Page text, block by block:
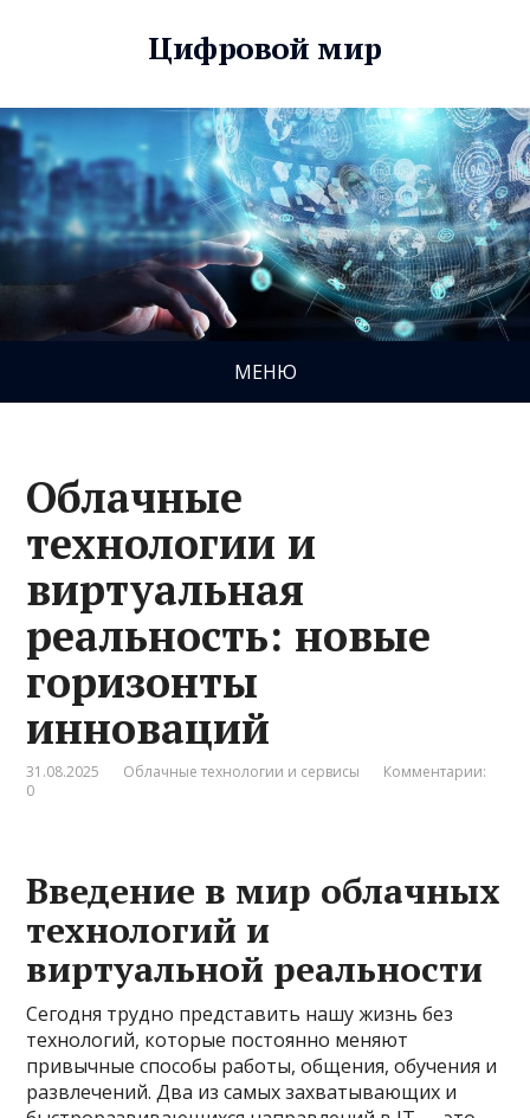
Цифровой мир
МЕНЮ
Облачные
технологии и
виртуальная
реальность: новые
горизонты
инноваций
31.08.2025 Облачные технологии и сервисы
Комментарии:
0
Введение в мир облачных
технологий и
виртуальной реальности
Сегодня трудно представить нашу жизнь без
технологий, которые постоянно меняют
привычные способы работы, общения, обучения и
развлечений. Два из самых захватывающих и